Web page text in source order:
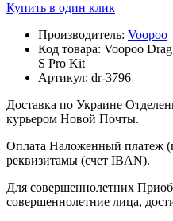
Купить в один клик
Производитель: Voopoo
Код товара: Voopoo
S Pro Kit
Артикул: dr-3796
Доставка по Украине
курьером Новой Почты.
Оплата Наложенный платеж
реквизитамы (счет IBAN).
Для совершеннолетних
совершеннолетние лица,